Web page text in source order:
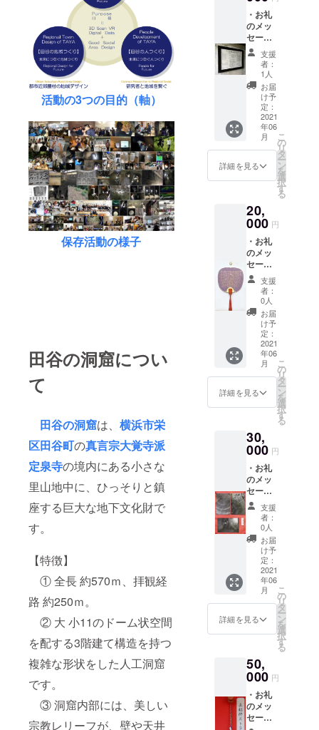
活動の3つの目的（軸）
保存活動の様子
田谷の洞窟につい
て
田谷の洞窟は、 横浜市栄
区田谷町の真言宗大覚寺派
定泉寺の境内にある小さな
里山地中に、ひっそりと鎮
座する巨大な地下文化財で
す。
【特徴】
① 全長 約570ｍ、拝観経
路 約250ｍ。
② 大 小11のドーム状空間
を配する3階建て構造を持つ
複雑な形状をした人工洞窟
です。
③ 洞窟内部には、美しい
宗教レリーフが、壁や天井
です。2017
年に設立
し、この洞
窟の保存活
動を続けて
います。
現在、地域
の方々や多
研究者や専
のご協力の
地下文化財
の基礎調
査、地域つ
くり（地域
社会との共
生・環境共
生・持続的
な地域デザ
イン検
討）、人つ
くり（人的
資質の育
を中心に、
巨大な地下
文化財の3D
デジタル
データVR保
存活動を愚
直、迅速、
着実をモッ
トウに進め
ています。
・お礼
のメッ
セージ
メール
・ご支
援者名
簿掲載
（ご希
望者の
み） ※
支援
時、必
ず備考
欄にお
名前を
ご記入
い。 ※
田谷の
洞窟保
存実行
委員会
のホー
ムペー
ジ内に
掲載。
※ 田谷
の洞窟
内の
「ご寄
付・ご
支援・
ご協力
者名
ご希望
者のみ
本名と
お住い
の市町
村名
（例：
神奈川
県横浜
市 ○○
様）。
※ ｢備考
欄｣に掲
載の可
否を
「掲載
OK」か
どちら
かをご
明記く
ださ
い。 ・
Goods
支援
者：
1人
お届
け予
定：
2021
年06
月
詳細を見る
こ
の
リ
タ
ー
ン
を
選
択
す
る
20,
000 円
・お礼
のメッ
セージ
メール
・ご支
援者名
簿掲載
（ご希
望者の
み） ※
支援
時、必
ず備考
欄にご
希望の
お名前
入くだ
さい。
※ 田谷
の洞窟
保存実
行委員
会の
ホーム
ページ
内に掲
載。 ※
田谷の
洞窟内
の「ご
寄付・
ご支
援・ご
掲載。
※ ご希
望者の
み本名
とお住
いの市
支援
者：
0人
お届
け予
定：
2021
年06
月
詳細を見る
こ
の
リ
タ
ー
ン
を
選
択
す
る
30,
000 円
・お礼
のメッ
セージ
メール
・ご支
援者名
簿掲載
（ご希
望者の
み） ※
支援
時、必
ず備考
欄にお
名前を
ご記入
い。 ※
田谷の
洞窟保
存実行
委員会
のホー
支援
者：
0人
お届
け予
定：
2021
年06
月
詳細を見る
こ
の
リ
タ
ー
ン
を
選
択
す
る
50,
000 円
・お礼
のメッ
セージ